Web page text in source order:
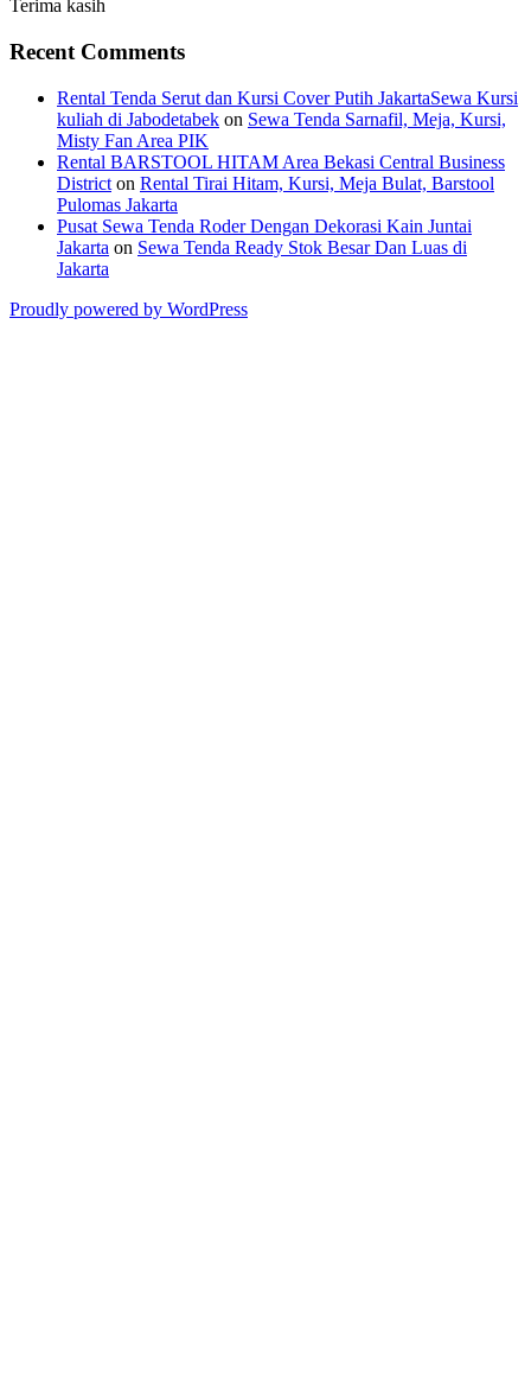
Terima kasih
Recent Comments
Rental Tenda Serut dan Kursi Cover Putih JakartaSewa Kursi
kuliah di Jabodetabek on Sewa Tenda Sarnafil, Meja, Kursi,
Misty Fan Area PIK
Rental BARSTOOL HITAM Area Bekasi Central Business
District on Rental Tirai Hitam, Kursi, Meja Bulat, Barstool
Pulomas Jakarta
Pusat Sewa Tenda Roder Dengan Dekorasi Kain Juntai
Jakarta on Sewa Tenda Ready Stok Besar Dan Luas di
Jakarta
Proudly powered by WordPress